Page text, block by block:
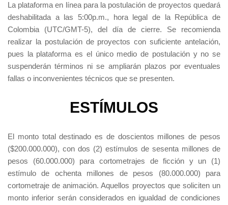
La plataforma en línea para la postulación de proyectos quedará
deshabilitada a las 5:00p.m., hora legal de la República de
Colombia (UTC/GMT-5), del día de cierre. Se recomienda
realizar la postulación de proyectos con suficiente antelación,
pues la plataforma es el único medio de postulación y no se
suspenderán términos ni se ampliarán plazos por eventuales
fallas o inconvenientes técnicos que se presenten.
ESTÍMULOS
El monto total destinado es de doscientos millones de pesos
($200.000.000), con dos (2) estímulos de sesenta millones de
pesos (60.000.000) para cortometrajes de ficción y un (1)
estímulo de ochenta millones de pesos (80.000.000) para
cortometraje de animación. Aquellos proyectos que soliciten un
monto inferior serán considerados en igualdad de condiciones